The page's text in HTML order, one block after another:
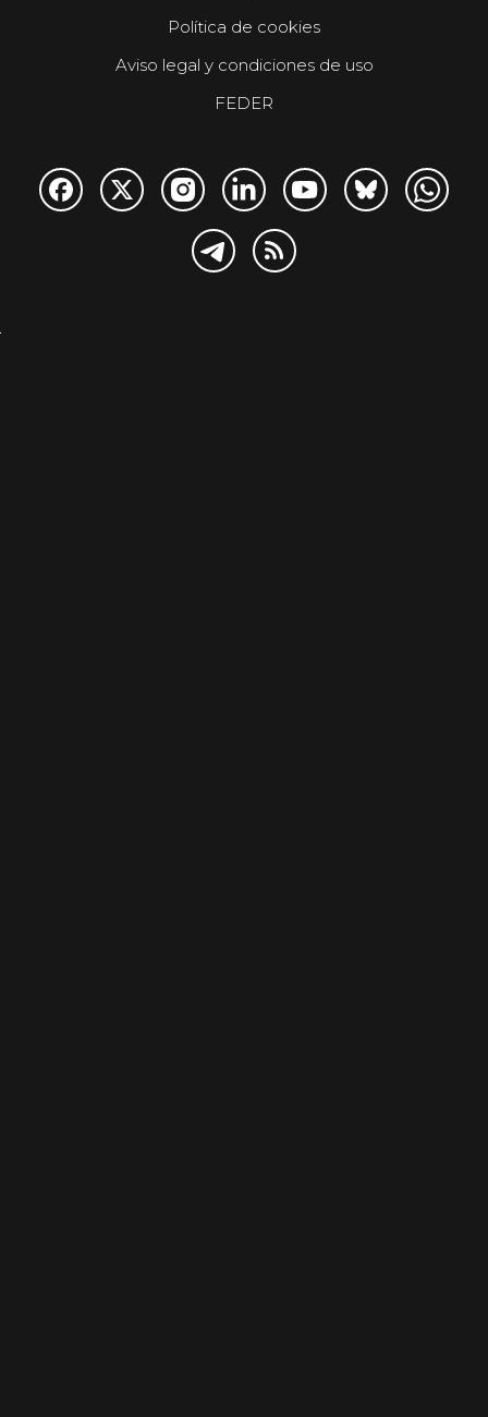
Política de cookies
Aviso legal y condiciones de uso
FEDER